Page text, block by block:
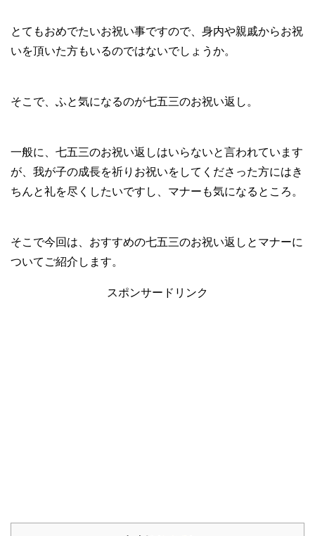
とてもおめでたいお祝い事ですので、身内や親戚からお祝
いを頂いた方もいるのではないでしょうか。
そこで、ふと気になるのが七五三のお祝い返し。
一般に、七五三のお祝い返しはいらないと言われています
が、我が子の成長を祈りお祝いをしてくださった方にはき
ちんと礼を尽くしたいですし、マナーも気になるところ。
そこで今回は、おすすめの七五三のお祝い返しとマナーに
ついてご紹介します。
スポンサードリンク